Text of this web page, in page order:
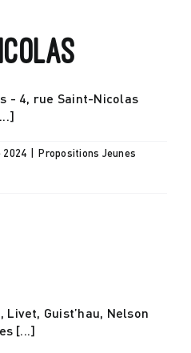
- 4, rue Saint-Nicolas
2024 | Propositions Jeunes
Guist’hau, Nelson
[...]